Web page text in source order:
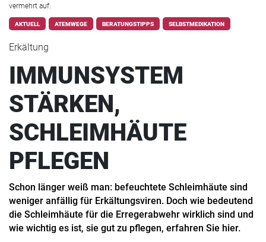
vermehrt auf.
AKTUELL ATEMWEGE BERATUNGSTIPPS SELBSTMEDIKATION
Erkältung
IMMUNSYSTEM
STÄRKEN,
SCHLEIMHÄUTE
PFLEGEN
Schon länger weiß man: befeuchtete Schleimhäute sind
weniger anfällig für Erkältungsviren. Doch wie bedeutend
die Schleimhäute für die Erregerabwehr wirklich sind und
wie wichtig es ist, sie gut zu pflegen, erfahren Sie hier.